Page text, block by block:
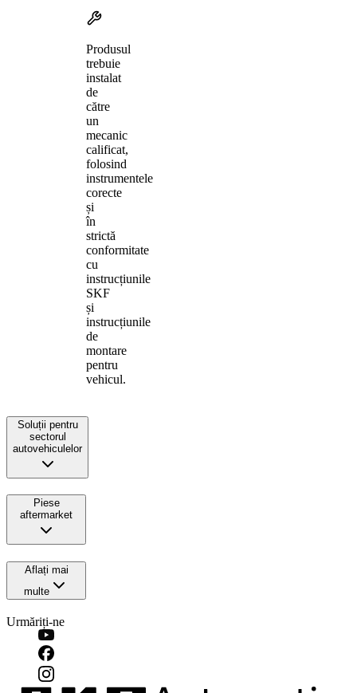
Produsul
trebuie
instalat
de
către
un
mecanic
calificat,
folosind
instrumentele
corecte
și
în
strictă
conformitate
cu
instrucțiunile
SKF
și
instrucțiunile
de
montare
pentru
vehicul.
Soluții pentru
sectorul
autovehiculelor
Piese
aftermarket
Aflați mai
multe
Urmăriți-ne